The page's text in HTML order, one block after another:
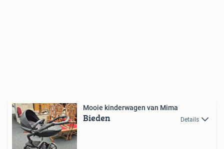
Mooie kinderwagen van Mima
Bieden Details